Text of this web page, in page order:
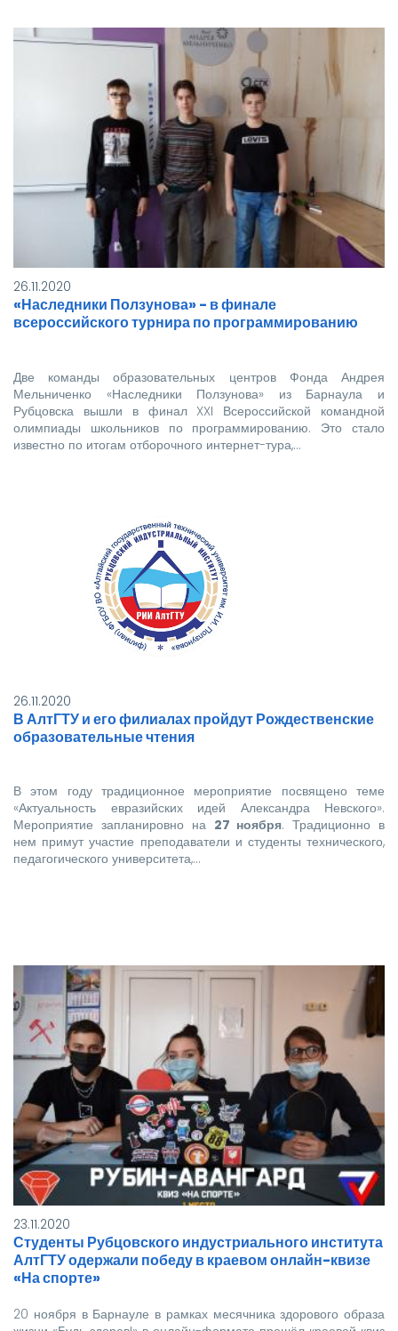
Необходимые документы:
• Паспорт и его копия
(флюорография (копия), кровь на
RW, осмотр на чесотку и педикулез)
• Для первокурсников — два фото
Важно: студенты, не достигшие 18 лет,
должны явиться на заселение в
сопровождении родителей.
Если у вас возникли вопросы,
обращайтесь по телефону: 8-385-
57-5-98-65.
Ждем вас!
26.11.2020
«Наследники Ползунова» - в финале
всероссийского турнира по программированию
Две команды образовательных центров Фонда Андрея
Мельниченко «Наследники Ползунова» из Барнаула и
Рубцовска вышли в финал XXI Всероссийской командной
олимпиады школьников по программированию. Это стало
известно по итогам отборочного интернет-тура,…
26.11.2020
В АлтГТУ и его филиалах пройдут Рождественские
образовательные чтения
В этом году традиционное мероприятие посвящено теме
«Актуальность евразийских идей Александра Невского».
Мероприятие запланировно на 27 ноября. Традиционно в
нем примут участие преподаватели и студенты технического,
педагогического университета,…
23.11.2020
Студенты Рубцовского индустриального института
АлтГТУ одержали победу в краевом онлайн-квизе
«На спорте»
20 ноября в Барнауле в рамках месячника здорового образа